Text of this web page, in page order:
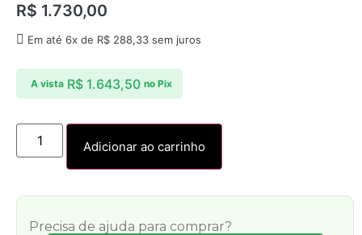
R$ 1.730,00
Em até 6x de R$ 288,33 sem juros
A vista R$1.643,50 no Pix
Adicionar ao carrinho
Precisa de ajuda para comprar?